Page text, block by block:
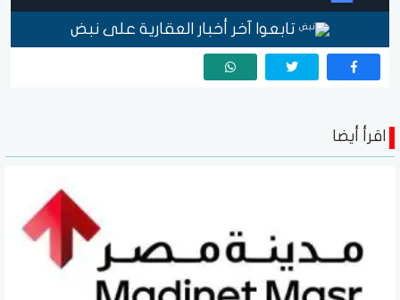
تابعوا آخر أخبار العقارية على نبض
اقرأ أيضا